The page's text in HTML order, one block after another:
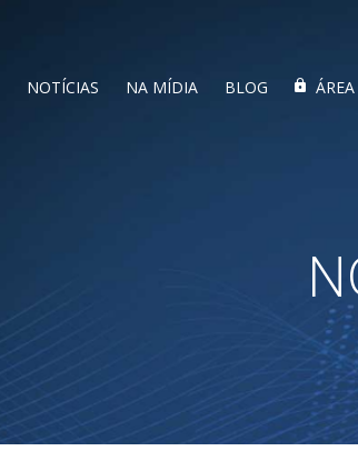
NOTÍCIAS NA MÍDIA BLOG